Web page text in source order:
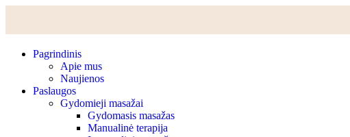
turinio
Pagrindinis
Apie mus
Naujienos
Paslaugos
Gydomieji masažai
Gydomasis masažas
Manualinė terapija